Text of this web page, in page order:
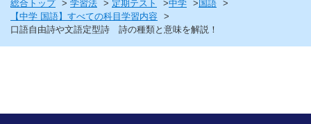
総合トップ 学習法 定期テスト 中学
国語
【中学 国語】すべての科目学習内容
口語自由詩や文語定型詩 詩の種類と意味を解説！